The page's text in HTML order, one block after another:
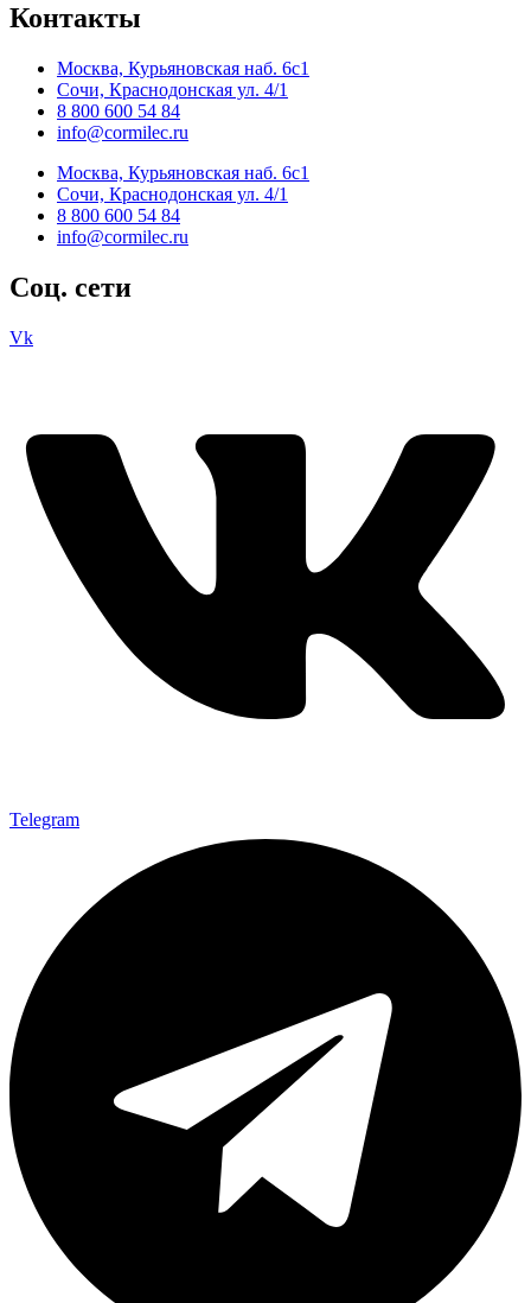
Контакты
Москва, Курьяновская наб. 6с1
Сочи, Краснодонская ул. 4/1
8 800 600 54 84
info@cormilec.ru
Москва, Курьяновская наб. 6с1
Сочи, Краснодонская ул. 4/1
8 800 600 54 84
info@cormilec.ru
Соц. сети
Vk
Telegram